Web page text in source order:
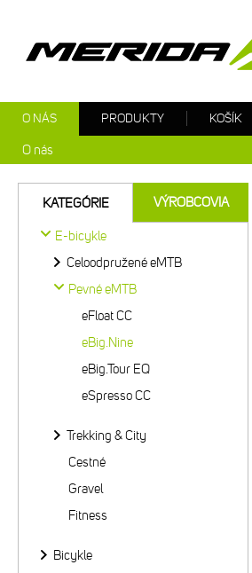
KATEGÓRIE VÝROBCOVIA
E-bicykle
Celoodpružené eMTB
Pevné eMTB
eFloat CC
eBig.Nine
eBig.Tour EQ
eSpresso CC
Trekking & City
Cestné
Gravel
Fitness
Bicykle
O NÁS
O nás
PRODUKTY KOŠÍK